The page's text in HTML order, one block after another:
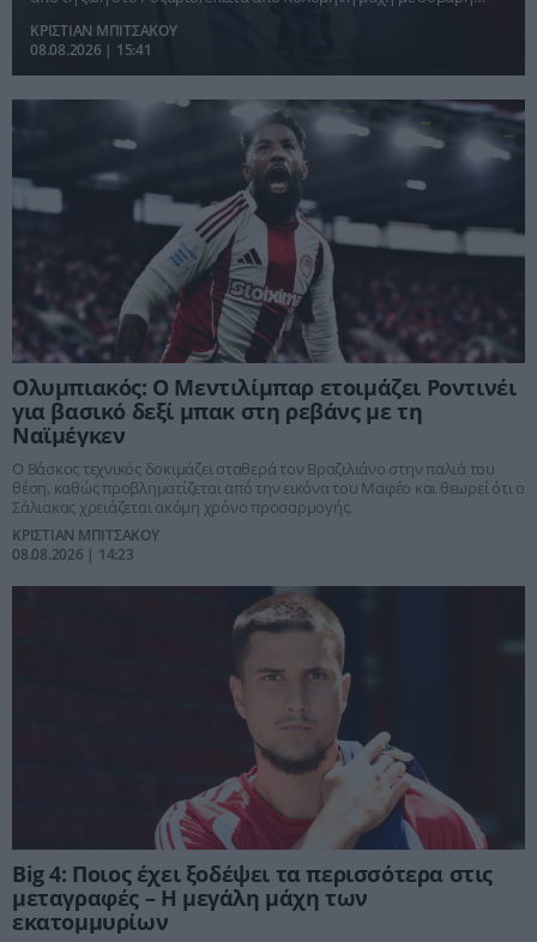
ΚΡΙΣΤΙΑΝ ΜΠΙΤΣΑΚΟΥ
08.08.2026 | 15:41
Ολυμπιακός: Ο Μεντιλίμπαρ ετοιμάζει Ροντινέι
για βασικό δεξί μπακ στη ρεβάνς με τη
Ναϊμέγκεν
Ο Βάσκος τεχνικός δοκιμάζει σταθερά τον Βραζιλιάνο στην παλιά του
θέση, καθώς προβληματίζεται από την εικόνα του Μαφέο και θεωρεί ότι ο
Σάλιακας χρειάζεται ακόμη χρόνο προσαρμογής.
ΚΡΙΣΤΙΑΝ ΜΠΙΤΣΑΚΟΥ
08.08.2026 | 14:23
Big 4: Ποιος έχει ξοδέψει τα περισσότερα στις
μεταγραφές – Η μεγάλη μάχη των
εκατομμυρίων